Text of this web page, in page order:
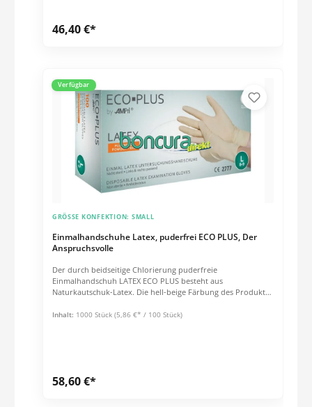
46,40 €*
Verfügbar
Einmalhandschuhe Latex, puderfrei ECO PLUS, Der
Anspruchsvolle
GRÖSSE KONFEKTION: SMALL
Der durch beidseitige Chlorierung puderfreie
Einmalhandschuh LATEX ECO PLUS besteht aus
Naturkautschuk-Latex. Die hell-beige Färbung des Produktes
den enorm reduzierten Anteil an Latexproteinen hin. Die
puderfrei unsteril angeraute Handfläche AQL 1.5 Länge: 240
Inhalt: 1000 Stück (5,86 €* / 100 Stück)
58,60 €*